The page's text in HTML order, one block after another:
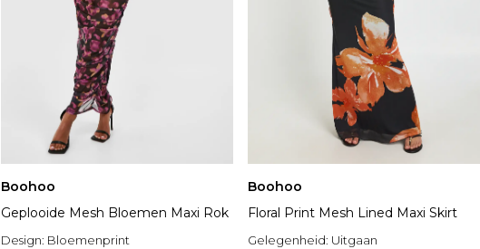
Boohoo
Geplooide Mesh Bloemen Maxi Rok
Design: Bloemenprint
Boohoo
Floral Print Mesh Lined Maxi Skirt
Gelegenheid: Uitgaan